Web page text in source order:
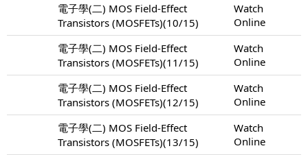
電子學(二) MOS Field-Effect
Transistors (MOSFETs)(10/15)
Watch
Online
電子學(二) MOS Field-Effect
Transistors (MOSFETs)(11/15)
Watch
Online
電子學(二) MOS Field-Effect
Transistors (MOSFETs)(12/15)
Watch
Online
電子學(二) MOS Field-Effect
Transistors (MOSFETs)(13/15)
Watch
Online